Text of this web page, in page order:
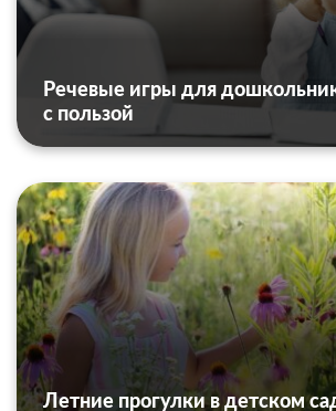
Речевые игры для
с пользой
Летние прогулки в детском